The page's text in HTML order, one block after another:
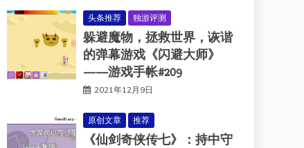
头条推荐 独游评测
躲避魔物，拯救世界，诙谐
的弹幕游戏《闪避大师》
——游戏手帐#209
2021年12月9日
原创文章 推荐
《仙剑奇侠传七》：持中守